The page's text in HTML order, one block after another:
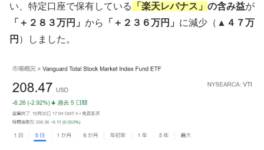
い、特定口座で保有している
「楽天レバナス」 の含み益が
「＋２８３万円」 から 「＋２３６万円」 に減少（ ▲４７万
円 ）しました。